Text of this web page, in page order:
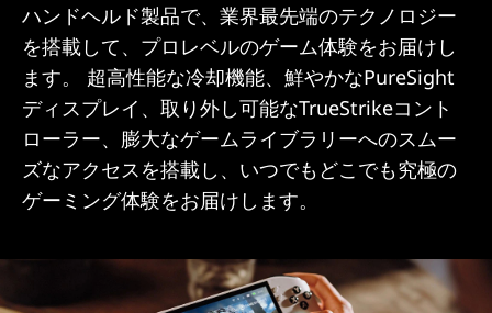
ハンドヘルド製品で、業界最先端のテクノロジー
を搭載して、プロレベルのゲーム体験をお届けし
ます。 超高性能な冷却機能、鮮やかなPureSight
ディスプレイ、取り外し可能なTrueStrikeコント
ローラー、膨大なゲームライブラリーへのスムー
ズなアクセスを搭載し、いつでもどこでも究極の
ゲーミング体験をお届けします。